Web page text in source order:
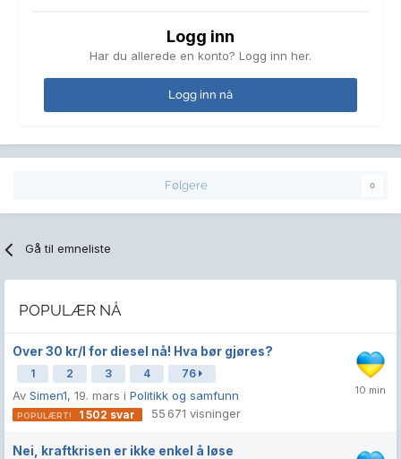
Logg inn
Har du allerede en konto? Logg inn her.
Logg inn nå
Følgere 0
Gå til emneliste
POPULÆR NÅ
Over 30 kr/l for diesel nå! Hva bør gjøres?
1 2 3 4 76
Av Simen1, 19. mars i Politikk og samfunn
1 502 svar 55 671 visninger
Nei, kraftkrisen er ikke enkel å løse